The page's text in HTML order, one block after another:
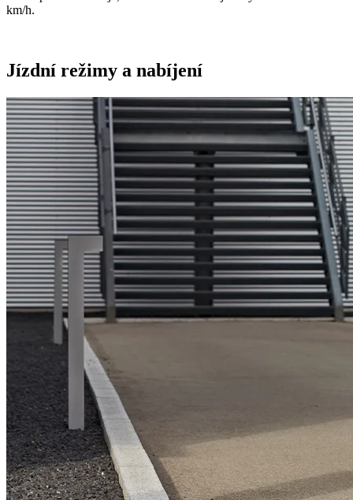
km/h.
Jízdní režimy a nabíjení